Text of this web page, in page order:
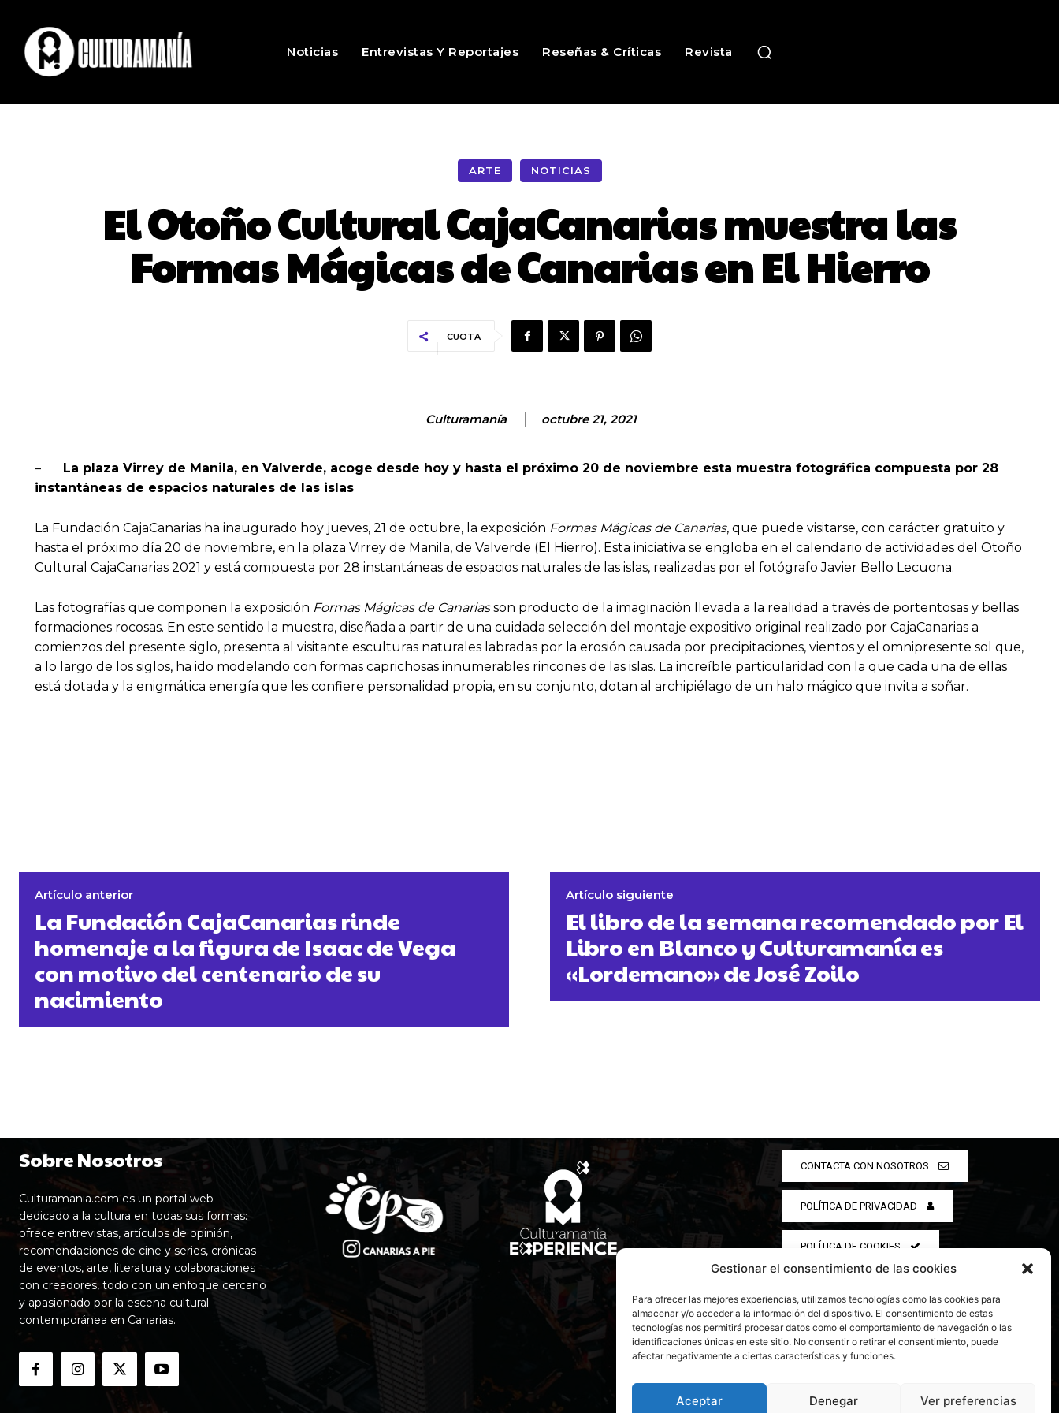
Gestionar el consentimiento de las cookies
Para ofrecer las mejores experiencias, utilizamos tecnologías como las cookies para
almacenar y/o acceder a la información del dispositivo. El consentimiento de estas
tecnologías nos permitirá procesar datos como el comportamiento de navegación o las
identificaciones únicas en este sitio. No consentir o retirar el consentimiento, puede
afectar negativamente a ciertas características y funciones.
Aceptar Denegar Ver preferencias
Noticias Entrevistas Y Reportajes Reseñas & Críticas Revista
ARTE NOTICIAS
El Otoño Cultural CajaCanarias muestra las
Formas Mágicas de Canarias en El Hierro
CUOTA
Culturamanía octubre 21, 2021
– La plaza Virrey de Manila, en Valverde, acoge desde hoy y hasta el próximo 20 de noviembre esta muestra fotográfica compuesta por 28
instantáneas de espacios naturales de las islas
La Fundación CajaCanarias ha inaugurado hoy jueves, 21 de octubre, la exposición Formas Mágicas de Canarias, que puede visitarse, con carácter gratuito y
hasta el próximo día 20 de noviembre, en la plaza Virrey de Manila, de Valverde (El Hierro). Esta iniciativa se engloba en el calendario de actividades del Otoño
Cultural CajaCanarias 2021 y está compuesta por 28 instantáneas de espacios naturales de las islas, realizadas por el fotógrafo Javier Bello Lecuona.
Las fotografías que componen la exposición Formas Mágicas de Canariasson producto de la imaginación llevada a la realidad a través de portentosas y bellas
formaciones rocosas. En este sentido la muestra, diseñada a partir de una cuidada selección del montaje expositivo original realizado por CajaCanarias a
comienzos del presente siglo, presenta al visitante esculturas naturales labradas por la erosión causada por precipitaciones, vientos y el omnipresente sol que,
a lo largo de los siglos, ha ido modelando con formas caprichosas innumerables rincones de las islas. La increíble particularidad con la que cada una de ellas
está dotada y la enigmática energía que les confiere personalidad propia, en su conjunto, dotan al archipiélago de un halo mágico que invita a soñar.
Artículo anterior
La Fundación CajaCanarias rinde
homenaje a la figura de Isaac de Vega
con motivo del centenario de su
nacimiento
Artículo siguiente
El libro de la semana recomendado por El
Libro en Blanco y Culturamanía es
«Lordemano» de José Zoilo
Sobre Nosotros
Culturamania.com es un portal web
dedicado a la cultura en todas sus formas:
ofrece entrevistas, artículos de opinión,
recomendaciones de cine y series, crónicas
de eventos, arte, literatura y colaboraciones
con creadores, todo con un enfoque cercano
y apasionado por la escena cultural
contemporánea en Canarias.
CONTACTA CON NOSOTROS
POLÍTICA DE PRIVACIDAD
POLÍTICA DE COOKIES